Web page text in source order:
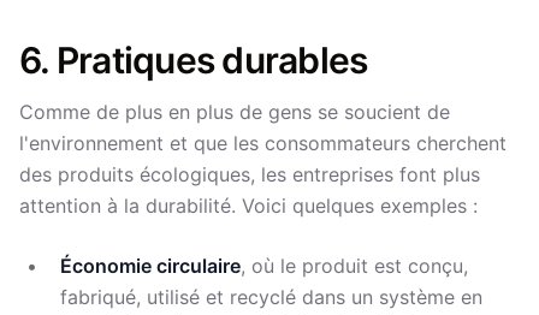
6. Pratiques durables
Comme de plus en plus de gens se soucient de
l'environnement et que les consommateurs cherchent
des produits écologiques, les entreprises font plus
attention à la durabilité. Voici quelques exemples :
Économie circulaire, où le produit est conçu,
fabriqué, utilisé et recyclé dans un système en